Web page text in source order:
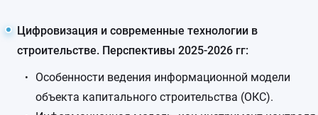
Цифровизация и современные технологии в
строительстве. Перспективы 2025-2026 гг:
Особенности ведения информационной модели
объекта капитального строительства (ОКС).